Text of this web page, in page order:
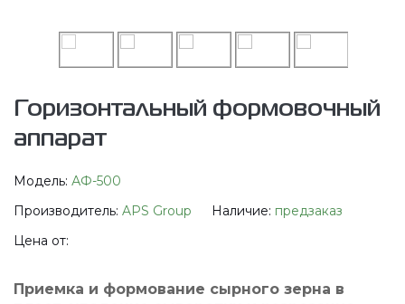
Горизонтальный формовочный
аппарат
Модель: АФ-500
Производитель: APS Group Наличие: предзаказ
Цена от:
Приемка и формование сырного зерна в